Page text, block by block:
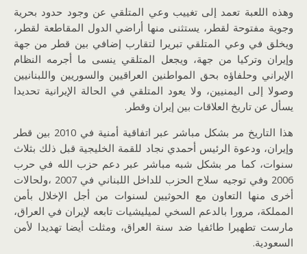
وهذه اللعبة تعمد إلى تغييب وعي المتلقي عن وجود حدود بحرية
وجوية مفتوحة لقطر، يستثنى منها أراضي الدول المقاطعة لقطر،
ويخلق في وعي المتلقي تبريرا لتقارب إضافي بين قطر من جهة
وإيران وتركيا من جهة، ويجعل المتلقي ينسى ما أجرمه النظام
الإيراني وحلفاؤه بحق المواطنين العراقيين والسوريين واللبنانيين
وصولا إلى اليمنيين، ولا يعود المتلقي في الحالة الإيرانية تحديدا
يسأل عن تاريخ العلاقات بين إيران وقطر.
هذا التاريخ مر بشكل مباشر عبر اتفاقية أمنية في 2010 بين قطر
وإيران، ودعوة الرئيس أحمدي نجاد للقمة الخليجية قبل ذلك بثلاث
سنوات، كما مر بشكل شبه مباشر عبر دعم حزب الله في حرب
2006 وفي توجيه سلاح الحزب للداخل اللبناني في 2007 ،ولحالات
أخرى منها التعاون مع الحوثيين لسنوات من أجل الإخلال بأمن
المملكة، مرورا بالدعم السخي لميليشيات تابعه لإيران في العراق،
مارست تطهيرا طائفيا ضد سنة العراق، ومثلت أيضا تهديدا لأمن
السعودية.